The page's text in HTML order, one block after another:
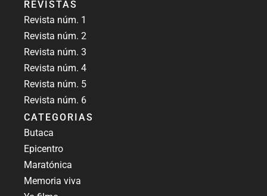
REVISTAS
Revista núm. 1
Revista núm. 2
Revista núm. 3
Revista núm. 4
Revista núm. 5
Revista núm. 6
CATEGORIAS
Butaca
Epicentro
Maratónica
Memoria viva